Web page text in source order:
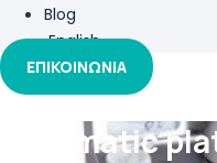
Blog
English
ΕΠΙΚΟΙΝΩΝΙΑ
Automatic